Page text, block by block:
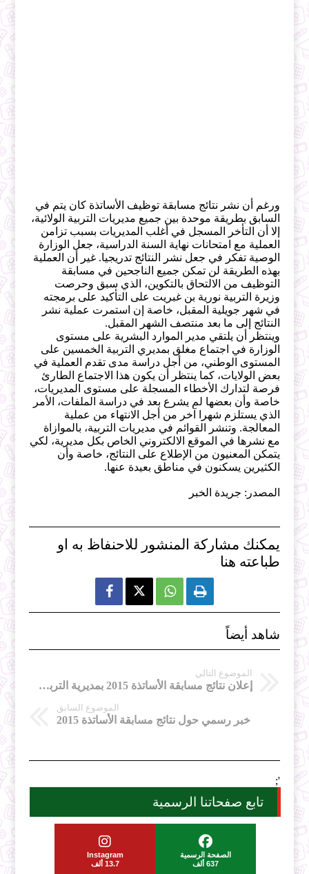
ورغم أن نشر نتائج مسابقة توظيف الأساتذة كان يتم في
السابق بطريقة موحدة بين جميع مديريات التربية الولائية،
إلا أن التأخر المسجل في أغلب المديريات بسبب تزامن
العملية مع امتحانات نهاية السنة الدراسية، جعل الوزارة
الوصية تفكر في جعل نشر النتائج تدريجيا. غير أن العملية
بهذه الطريقة لن تمكن جميع الناجحين في مسابقة
التوظيف من الالتحاق بالتكوين، الذي سبق وحرصت
وزيرة التربية نورية بن غبريت على التأكيد على برمجته
في شهر جويلية المقبل، خاصة إن استمرت عملية نشر
النتائج إلى ما بعد منتصف الشهر المقبل.
وينتظر أن يلتقي مدير الموارد البشرية على مستوى
الوزارة في اجتماع مغلق بمديري التربية الخمسين على
المستوى الوطني، من أجل دراسة مدى تقدم العملية في
بعض الولايات، كما ينتظر أن يكون هذا الاجتماع الطارئ
فرصة لتدارك الأخطاء المسجلة على مستوى المديريات،
خاصة وأن بعضها لم يشرع بعد في دراسة الملفات، الأمر
الذي يستلزم شهرا آخر من أجل الانتهاء من عملية
المعالجة. وتنشر القوائم في مديريات التربية، بالموازاة
مع نشرها في الموقع الالكتروني الخاص بكل مديرية، لكي
يتمكن المعنيون من الإطلاع على النتائج، خاصة وأن
الكثيرين يسكنون في مناطق بعيدة عنها.
المصدر: جريدة الخبر
يمكنك مشاركة المنشور للاحنفاظ به او
طباعته هنا
  
شاهد أيضاً
الموضوع التالي
إعلان نتائج مسابقة الأساتذة 2015 بمديرية التربية لولاية بشار
الموضوع السابق
خبر رسمي حول نتائج مسابقة الأساتذة 2015
';
تابع صفحاتنا الرسمية
الصفحة الرسمية
637 ألف
Instagram
13.7 ألف